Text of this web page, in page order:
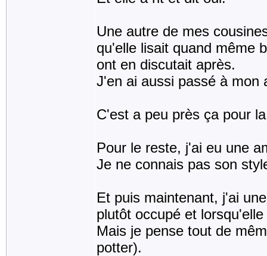
Une autre de mes
qu'elle lisait quand même
ont en discutait après.
J'en ai aussi passé à mon
C'est a peu près ça pour
Pour le reste, j'ai eu une
Je ne connais pas son
Et puis maintenant, j'ai
plutôt occupé et
Mais je pense tout de
potter).